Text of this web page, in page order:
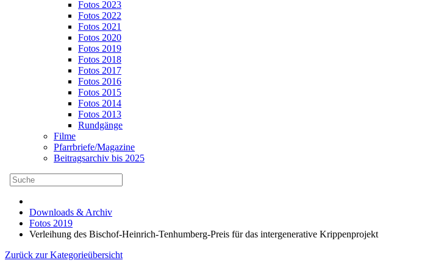
Fotos 2023
Fotos 2022
Fotos 2021
Fotos 2020
Fotos 2019
Fotos 2018
Fotos 2017
Fotos 2016
Fotos 2015
Fotos 2014
Fotos 2013
Rundgänge
Filme
Pfarrbriefe/Magazine
Beitragsarchiv bis 2025
Downloads & Archiv
Fotos 2019
Verleihung des Bischof-Heinrich-Tenhumberg-Preis für das intergenerative Krippenprojekt
Zurück zur Kategorieübersicht